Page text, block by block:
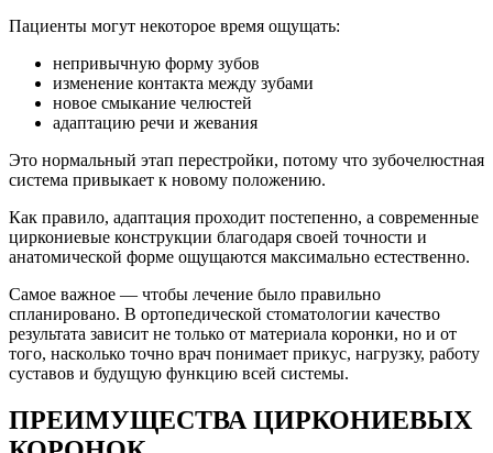
Пациенты могут некоторое время ощущать:
непривычную форму зубов
изменение контакта между зубами
новое смыкание челюстей
адаптацию речи и жевания
Это нормальный этап перестройки, потому что зубочелюстная
система привыкает к новому положению.
Как правило, адаптация проходит постепенно, а современные
циркониевые конструкции благодаря своей точности и
анатомической форме ощущаются максимально естественно.
Самое важное — чтобы лечение было правильно
спланировано. В ортопедической стоматологии качество
результата зависит не только от материала коронки, но и от
того, насколько точно врач понимает прикус, нагрузку, работу
суставов и будущую функцию всей системы.
ПРЕИМУЩЕСТВА ЦИРКОНИЕВЫХ